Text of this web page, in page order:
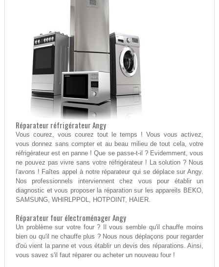
Réparateur réfrigérateur Angy
Vous courez, vous courez tout le temps ! Vous vous activez,
vous donnez sans compter et au beau milieu de tout cela, votre
réfrigérateur est en panne ! Que se passe-t-il ? Evidemment, vous
ne pouvez pas vivre sans votre réfrigérateur ! La solution ? Nous
l'avons ! Faîtes appel à notre réparateur qui se déplace sur Angy.
Nos professionnels interviennent chez vous pour établir un
diagnostic et vous proposer la réparation sur les appareils BEKO,
SAMSUNG, WHIRLPPOL, HOTPOINT, HAIER.
Réparateur four électroménager Angy
Un problème sur votre four ? Il vous semble qu'il chauffe moins
bien ou qu'il ne chauffe plus ? Nous nous déplaçons pour regarder
d'où vient la panne et vous établir un devis des réparations. Ainsi,
vous savez s'il faut réparer ou acheter un nouveau four !